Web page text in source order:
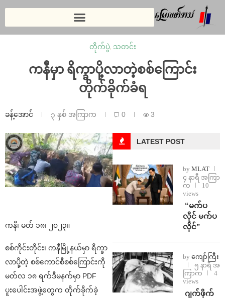
တိုက်ပွဲ, သတင်း
ကနီမှာ ရိက္ခာပို့လာတဲ့စစ်ကြောင်း
တိုက်ခိုက်ခံရ
ခန့်အောင် ၃ နှစ် အကြာက 0 3
ကနီ၊ မတ် ၁၈၊ ၂၀၂၃။
စစ်ကိုင်းတိုင်း၊ ကနီမြို့နယ်မှာ ရိက္ခာ
လာပို့တဲ့ စစ်ကောင်စီစစ်ကြောင်းကို
မတ်လ ၁၈ ရက်ဒီမနက်မှာ PDF
ပူးပေါင်းအဖွဲ့တွေက တိုက်ခိုက်ခဲ့
LATEST POST
by MLAT
၄ နာရီ အကြာ
က
10
views
⁨ ⁨“မက်ပ
လိုင် မက်ပ
လိုင်”
by ကျော်ကြီး
၅ နာရီ အ
ကြာက
4
views
⁨⁩ ⁨ဂျက်ဖိုက်